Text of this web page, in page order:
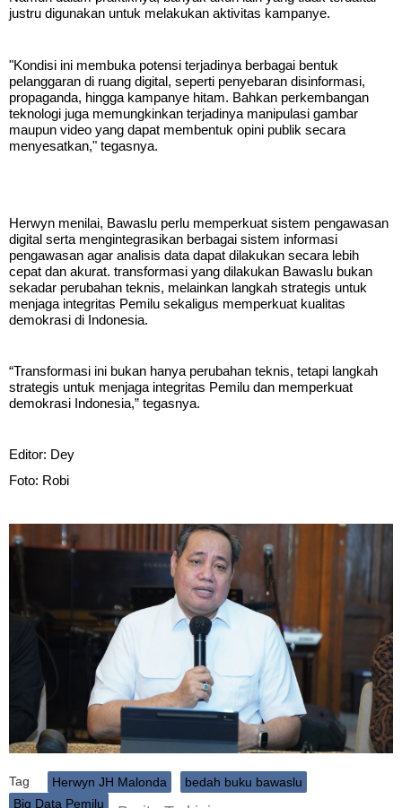
justru digunakan untuk melakukan aktivitas kampanye.
"Kondisi ini membuka potensi terjadinya berbagai bentuk
pelanggaran di ruang digital, seperti penyebaran disinformasi,
propaganda, hingga kampanye hitam. Bahkan perkembangan
teknologi juga memungkinkan terjadinya manipulasi gambar
maupun video yang dapat membentuk opini publik secara
menyesatkan," tegasnya.
Herwyn menilai, Bawaslu perlu memperkuat sistem pengawasan
digital serta mengintegrasikan berbagai sistem informasi
pengawasan agar analisis data dapat dilakukan secara lebih
cepat dan akurat. transformasi yang dilakukan Bawaslu bukan
sekadar perubahan teknis, melainkan langkah strategis untuk
menjaga integritas Pemilu sekaligus memperkuat kualitas
demokrasi di Indonesia.
“Transformasi ini bukan hanya perubahan teknis, tetapi langkah
strategis untuk menjaga integritas Pemilu dan memperkuat
demokrasi Indonesia,” tegasnya.
Editor: Dey
Foto: Robi
Tag Herwyn JH Malonda
bedah buku bawaslu
Big Data Pemilu